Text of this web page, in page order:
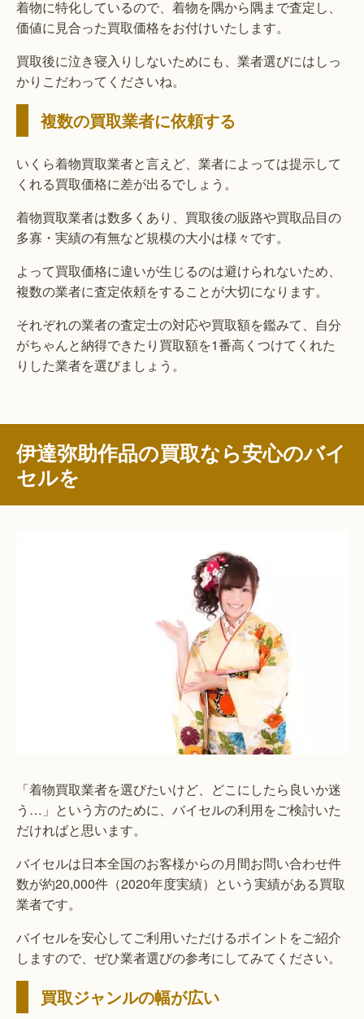
着物に特化しているので、着物を隅から隅まで査定し、
価値に見合った買取価格をお付けいたします。
買取後に泣き寝入りしないためにも、業者選びにはしっ
かりこだわってくださいね。
複数の買取業者に依頼する
いくら着物買取業者と言えど、業者によっては提示して
くれる買取価格に差が出るでしょう。
着物買取業者は数多くあり、買取後の販路や買取品目の
多寡・実績の有無など規模の大小は様々です。
よって買取価格に違いが生じるのは避けられないため、
複数の業者に査定依頼をすることが大切になります。
それぞれの業者の査定士の対応や買取額を鑑みて、自分
がちゃんと納得できたり買取額を1番高くつけてくれた
りした業者を選びましょう。
伊達弥助作品の買取なら安心のバイ
セルを
「着物買取業者を選びたいけど、どこにしたら良いか迷
う…」という方のために、バイセルの利用をご検討いた
だければと思います。
バイセルは日本全国のお客様からの月間お問い合わせ件
数が約20,000件（2020年度実績）という実績がある買取
業者です。
バイセルを安心してご利用いただけるポイントをご紹介
しますので、ぜひ業者選びの参考にしてみてください。
買取ジャンルの幅が広い